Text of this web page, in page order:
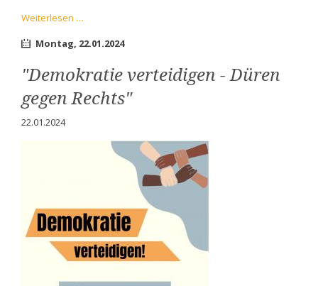
Weiterlesen …"Demokratie
-
gegen
Montag, 22.01.2024
"Demokratie verteidigen - Düren
gegen Rechts"
22.01.2024